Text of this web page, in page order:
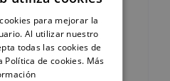
para mejorar la
Al utilizar nuestro
todas las cookies de
Política de cookies. Más